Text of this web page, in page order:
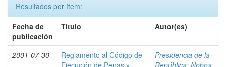
Resultados por ítem:
Fecha de
publicación
Título Autor(es)
2001-07-30
Reglamento al Código de
Ejecución de Penas y
Presidencia de la
República; Noboa